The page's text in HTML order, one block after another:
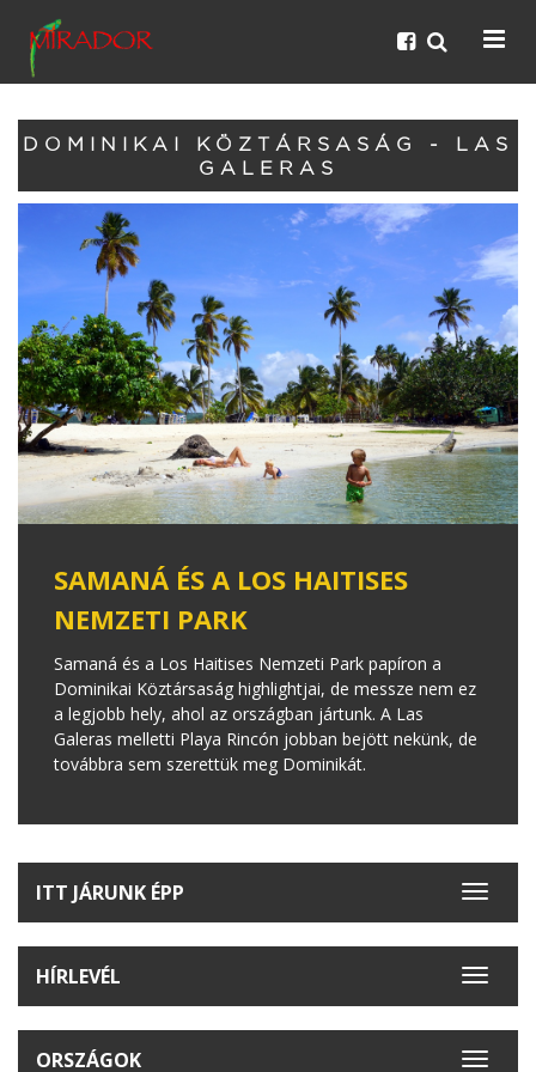
DOMINIKAI KÖZTÁRSASÁG - LAS
GALERAS
SAMANÁ ÉS A LOS HAITISES
NEMZETI PARK
Samaná és a Los Haitises Nemzeti Park papíron a
Dominikai Köztársaság highlightjai, de messze nem ez
a legjobb hely, ahol az országban jártunk. A Las
Galeras melletti Playa Rincón jobban bejött nekünk, de
továbbra sem szerettük meg Dominikát.
Toggle
ITT JÁRUNK ÉPP
Toggle
HÍRLEVÉL
Toggle
ORSZÁGOK